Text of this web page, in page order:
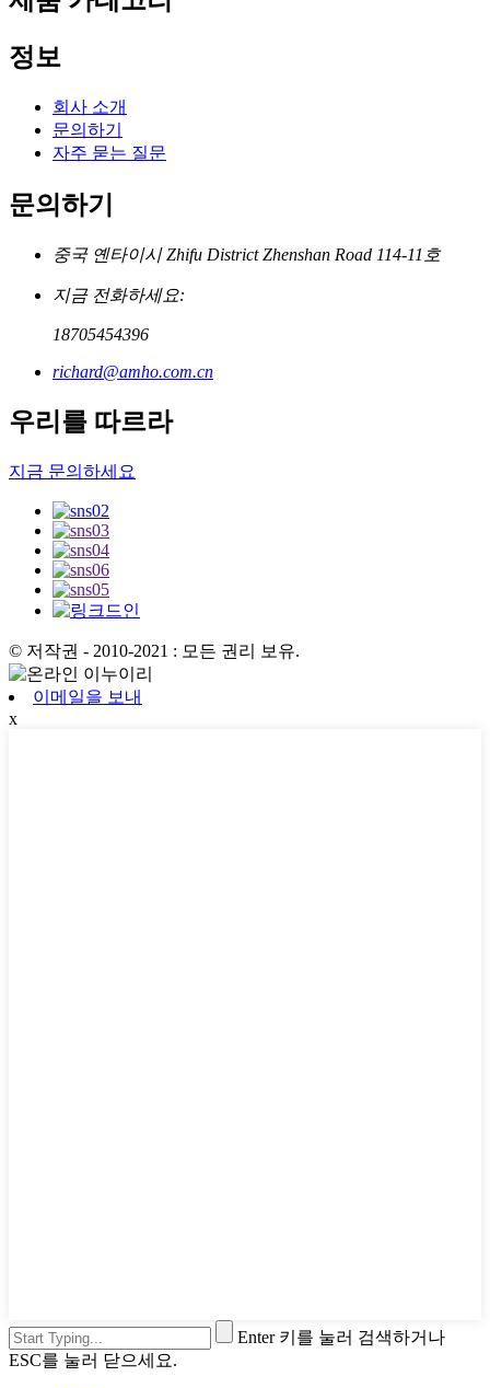
정보
회사 소개
문의하기
자주 묻는 질문
문의하기
중국 옌타이시 Zhifu District Zhenshan Road 114-11호
지금 전화하세요:
18705454396
richard@amho.com.cn
우리를 따르라
지금 문의하세요
© 저작권 - 2010-2021 : 모든 권리 보유.
이메일을 보내
x
Enter 키를 눌러 검색하거나
ESC를 눌러 닫으세요.